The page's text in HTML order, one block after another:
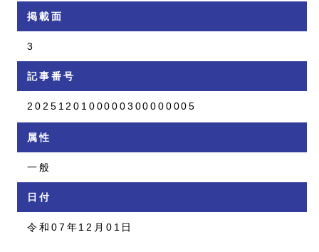
掲載面
3
記事番号
2025120100000300000005
属性
一般
日付
令和07年12月01日